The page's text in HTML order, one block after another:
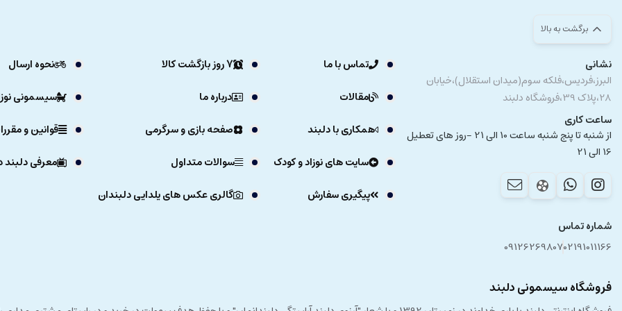
برگشت به بالا
نشانی
البرز،فردیس،فلکه سوم(میدان استقلال)،خیابان
28،پلاک 39،فروشگاه دلبند
ساعت کاری
از شنبه تا پنج شنبه ساعت 10 الی 21 -روز های تعطیل
16 الی 21
شماره تماس
02191011166
09126269807
تماس با ما 7 روز بازگشت کالا
نحوه ارسال
مقالات
درباره ما
سیسمونی
همکاری با دلبند
صفحه بازی و سرگرمی
قوانین و
سایت های نوزاد و کودک
سوالات متداول
معرفی
پیگیری سفارش
گالری عکس های یلدایی دلبندان
فروشگاه سیسمونی دلبند